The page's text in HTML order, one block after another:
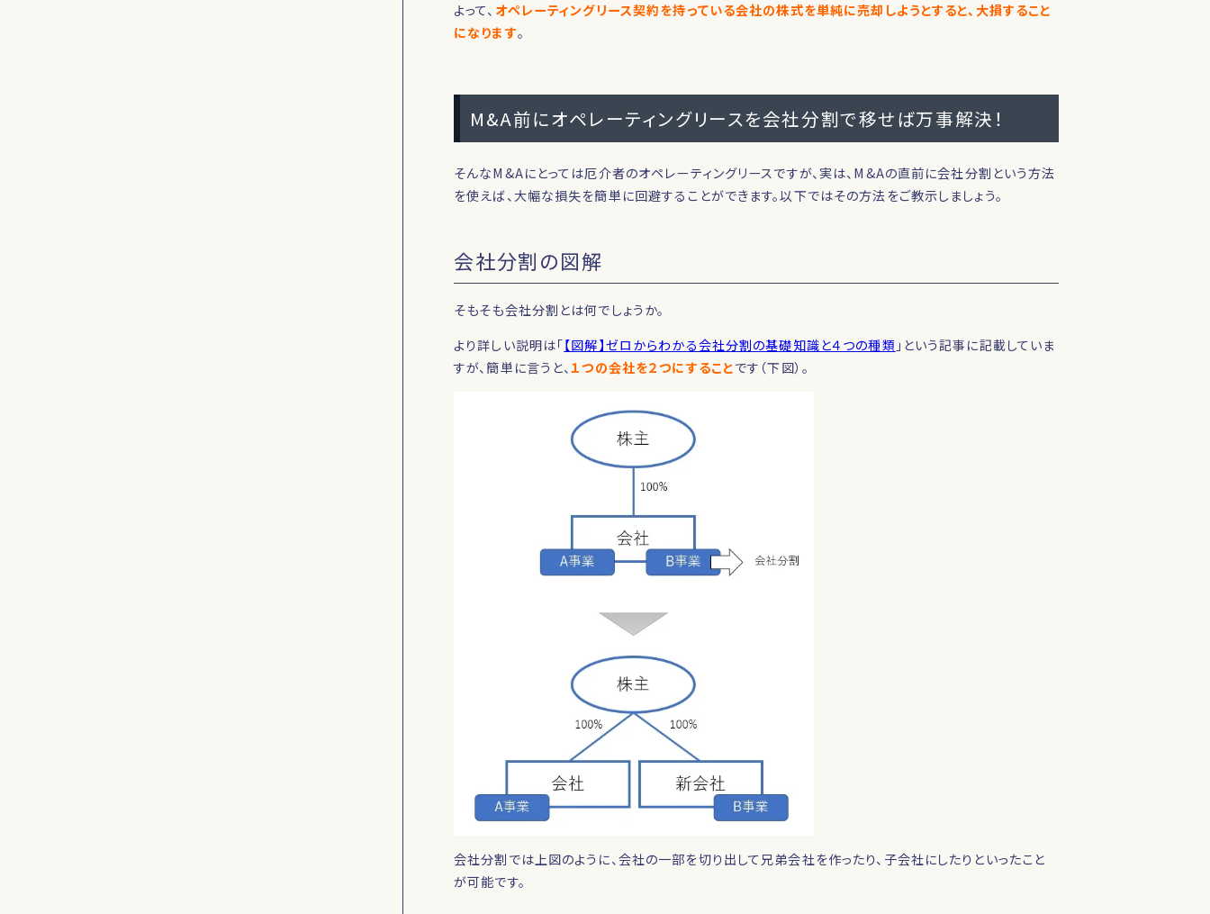
よって、 オペレーティングリース契約を持っている会社の株式を単純に売却しようとすると、大損すること
になります。
M&A前にオペレーティングリースを会社分割で移せば万事解決！
そんなM&Aにとっては厄介者のオペレーティングリースですが、実は、M&Aの直前に会社分割という方法
を使えば、大幅な損失を簡単に回避することができます。以下ではその方法をご教示しましょう。
会社分割の図解
そもそも会社分割とは何でしょうか。
より詳しい説明は「【図解】ゼロからわかる会社分割の基礎知識と４つの種類 」という記事に記載していま
すが、簡単に言うと、１つの会社を２つにすることです（下図）。
会社分割では上図のように、会社の一部を切り出して兄弟会社を作ったり、子会社にしたりといったこと
が可能です。